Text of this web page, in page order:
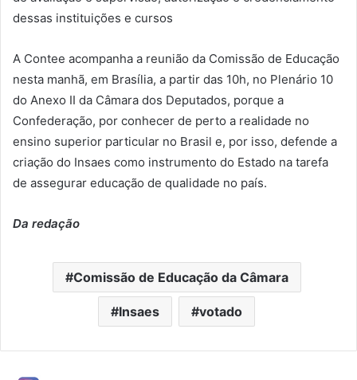
dessas instituições e cursos
A Contee acompanha a reunião da Comissão de Educação
nesta manhã, em Brasília, a partir das 10h, no Plenário 10
do Anexo II da Câmara dos Deputados, porque a
Confederação, por conhecer de perto a realidade no
ensino superior particular no Brasil e, por isso, defende a
criação do Insaes como instrumento do Estado na tarefa
de assegurar educação de qualidade no país.
Da redação
Comissão de Educação da Câmara
Insaes votado